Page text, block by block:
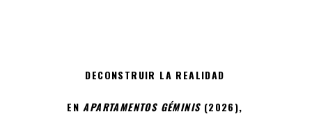
DECONSTRUIR LA REALIDAD
EN APARTAMENTOS GÉMINIS (2026),